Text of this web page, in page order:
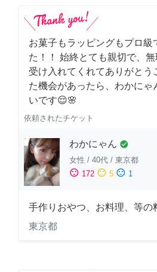
お菓子もラッピングもプロ級
た！！ 始終とても親切で、無
受け入れてくれてありがと
た機会があったら、わかにゃ
いです😌🌸
依頼されたチケット
わかにゃん check_circle
女性 / 40代 / 東京都
sentiment_satisfied 172 sentiment_neutral 5 sentiment_dissatisfied 1
手作りおやつ、お料理、等の
東京都